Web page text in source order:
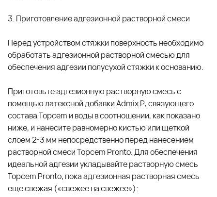
3. Приготовление адгезионной растворной смеси
Перед устройством стяжки поверхность необходимо
обработать адгезионной растворной смесью для
обеспечения адгезии полусухой стяжки к основанию.
Приготовьте адгезионную растворную смесь с
помощью латексной добавкиAdmix P, связующего
составаTopcem и воды в соотношении, как показано
ниже, и нанесите равномерно кистью или щеткой
слоем 2-3 мм непосредственно перед нанесением
растворной смесиTopcem Pronto. Для обеспечения
идеальной адгезии укладывайте растворную смесь
Topcem Pronto, пока адгезионная растворная смесь
еще свежая («свежее на свежее»):